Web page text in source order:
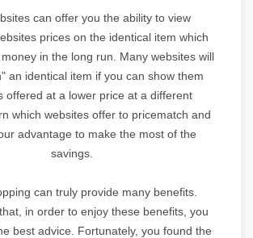
can offer you the ability to view
prices on the identical item which
in the long run. Many websites will
an identical item if you can show them
offered at a lower price at a different
which websites offer to pricematch and
advantage to make the most of the
savings.
can truly provide many benefits.
in order to enjoy these benefits, you
best advice. Fortunately, you found the